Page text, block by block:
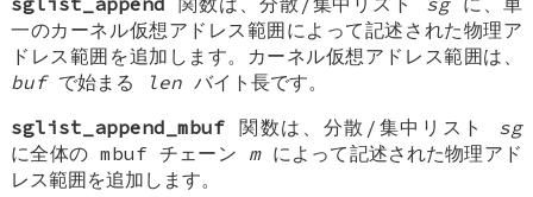
一のカーネル仮想アドレス範囲によって記述された物理ア
ドレス範囲を追加します。カーネル仮想アドレス範囲は、
bufで始まる len バイト長です。
sglist_append_mbuf 関数は、分散/集中リスト sg
に全体の mbuf チェーン mによって記述された物理アド
レス範囲を追加します。